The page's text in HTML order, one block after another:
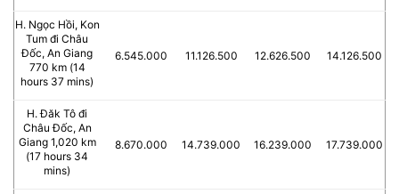
H. Ngọc Hồi, Kon
Tum đi Châu
Đốc, An Giang
770 km (14
hours 37 mins)
6.545.000 11.126.500 12.626.500 14.126.500
H. Đăk Tô đi
Châu Đốc, An
Giang 1,020 km
(17 hours 34
mins)
8.670.000 14.739.000 16.239.000 17.739.000